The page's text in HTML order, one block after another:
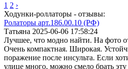
1 2 ›
Ходунки-роллаторы - отзывы:
Ролаторы арт.186.00.10 (РФ)
Татьяна 2025-06-06 17:58:24
Лучшее, что модно найти. На фото
Очень компактная. Широкая.
поражение после инсульта. Если
улице много, можно смело брать